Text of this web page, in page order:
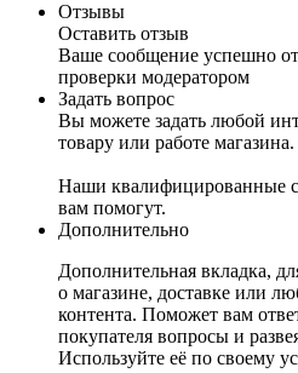
Отзывы
Оставить отзыв
Ваше сообщение успешно
проверки модератором
Задать вопрос
Вы можете задать любой
товару или работе магазина.
Наши квалифицированные
вам помогут.
Дополнительно
Дополнительная вкладка,
о магазине, доставке или
контента. Поможет вам
покупателя вопросы и
Используйте её по своему